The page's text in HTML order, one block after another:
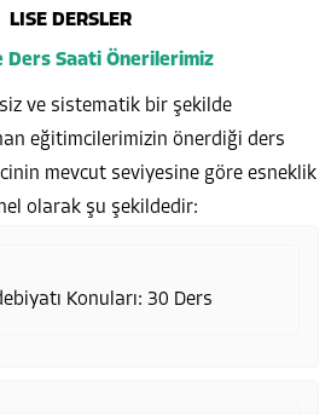
Ders Saati Önerilerimiz
ve sistematik bir şekilde
eğitimcilerimizin önerdiği ders
mevcut seviyesine göre esneklik
olarak şu şekildedir:
Konuları: 30 Ders